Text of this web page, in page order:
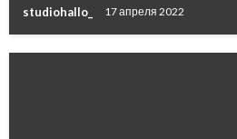
studiohallo_ 17 апреля 2022